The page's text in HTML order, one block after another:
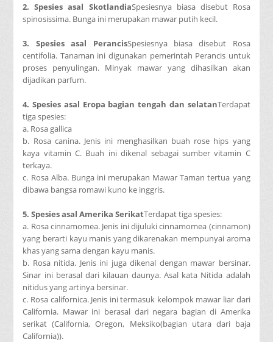
2. Spesies asal SkotlandiaSpesiesnya biasa disebut Rosa
spinosissima. Bunga ini merupakan mawar putih kecil.
3. Spesies asal PerancisSpesiesnya biasa disebut Rosa
centifolia. Tanaman ini digunakan pemerintah Perancis untuk
proses penyulingan. Minyak mawar yang dihasilkan akan
dijadikan parfum.
4. Spesies asal Eropa bagian tengah dan selatanTerdapat
tiga spesies:
a. Rosa gallica
b. Rosa canina. Jenis ini menghasilkan buah rose hips yang
kaya vitamin C. Buah ini dikenal sebagai sumber vitamin C
terkaya.
c. Rosa Alba. Bunga ini merupakan Mawar Taman tertua yang
dibawa bangsa romawi kuno ke inggris.
5. Spesies asal Amerika SerikatTerdapat tiga spesies:
a. Rosa cinnamomea. Jenis ini dijuluki cinnamomea (cinnamon)
yang berarti kayu manis yang dikarenakan mempunyai aroma
khas yang sama dengan kayu manis.
b. Rosa nitida. Jenis ini juga dikenal dengan mawar bersinar.
Sinar ini berasal dari kilauan daunya. Asal kata Nitida adalah
nitidus yang artinya bersinar.
c. Rosa californica. Jenis ini termasuk kelompok mawar liar dari
California. Mawar ini berasal dari negara bagian di Amerika
serikat (California, Oregon, Meksiko(bagian utara dari baja
California)).